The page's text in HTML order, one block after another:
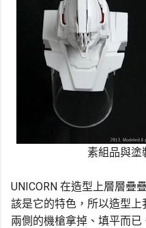
素組品與塗
UNICORN 在造型上層層疊
該是它的特色，所以造型
兩側的機槍拿掉、填平而已